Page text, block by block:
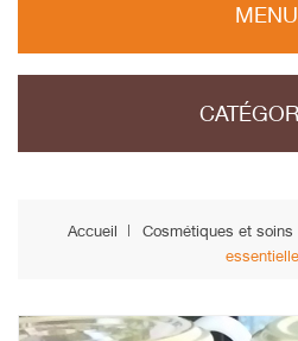
MENU
Accueil Cosmétiques et soins